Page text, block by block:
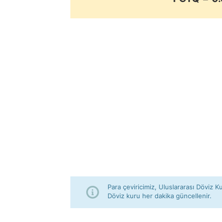
Para çeviricimiz, Uluslararası Döviz
Döviz kuru her dakika güncellenir.